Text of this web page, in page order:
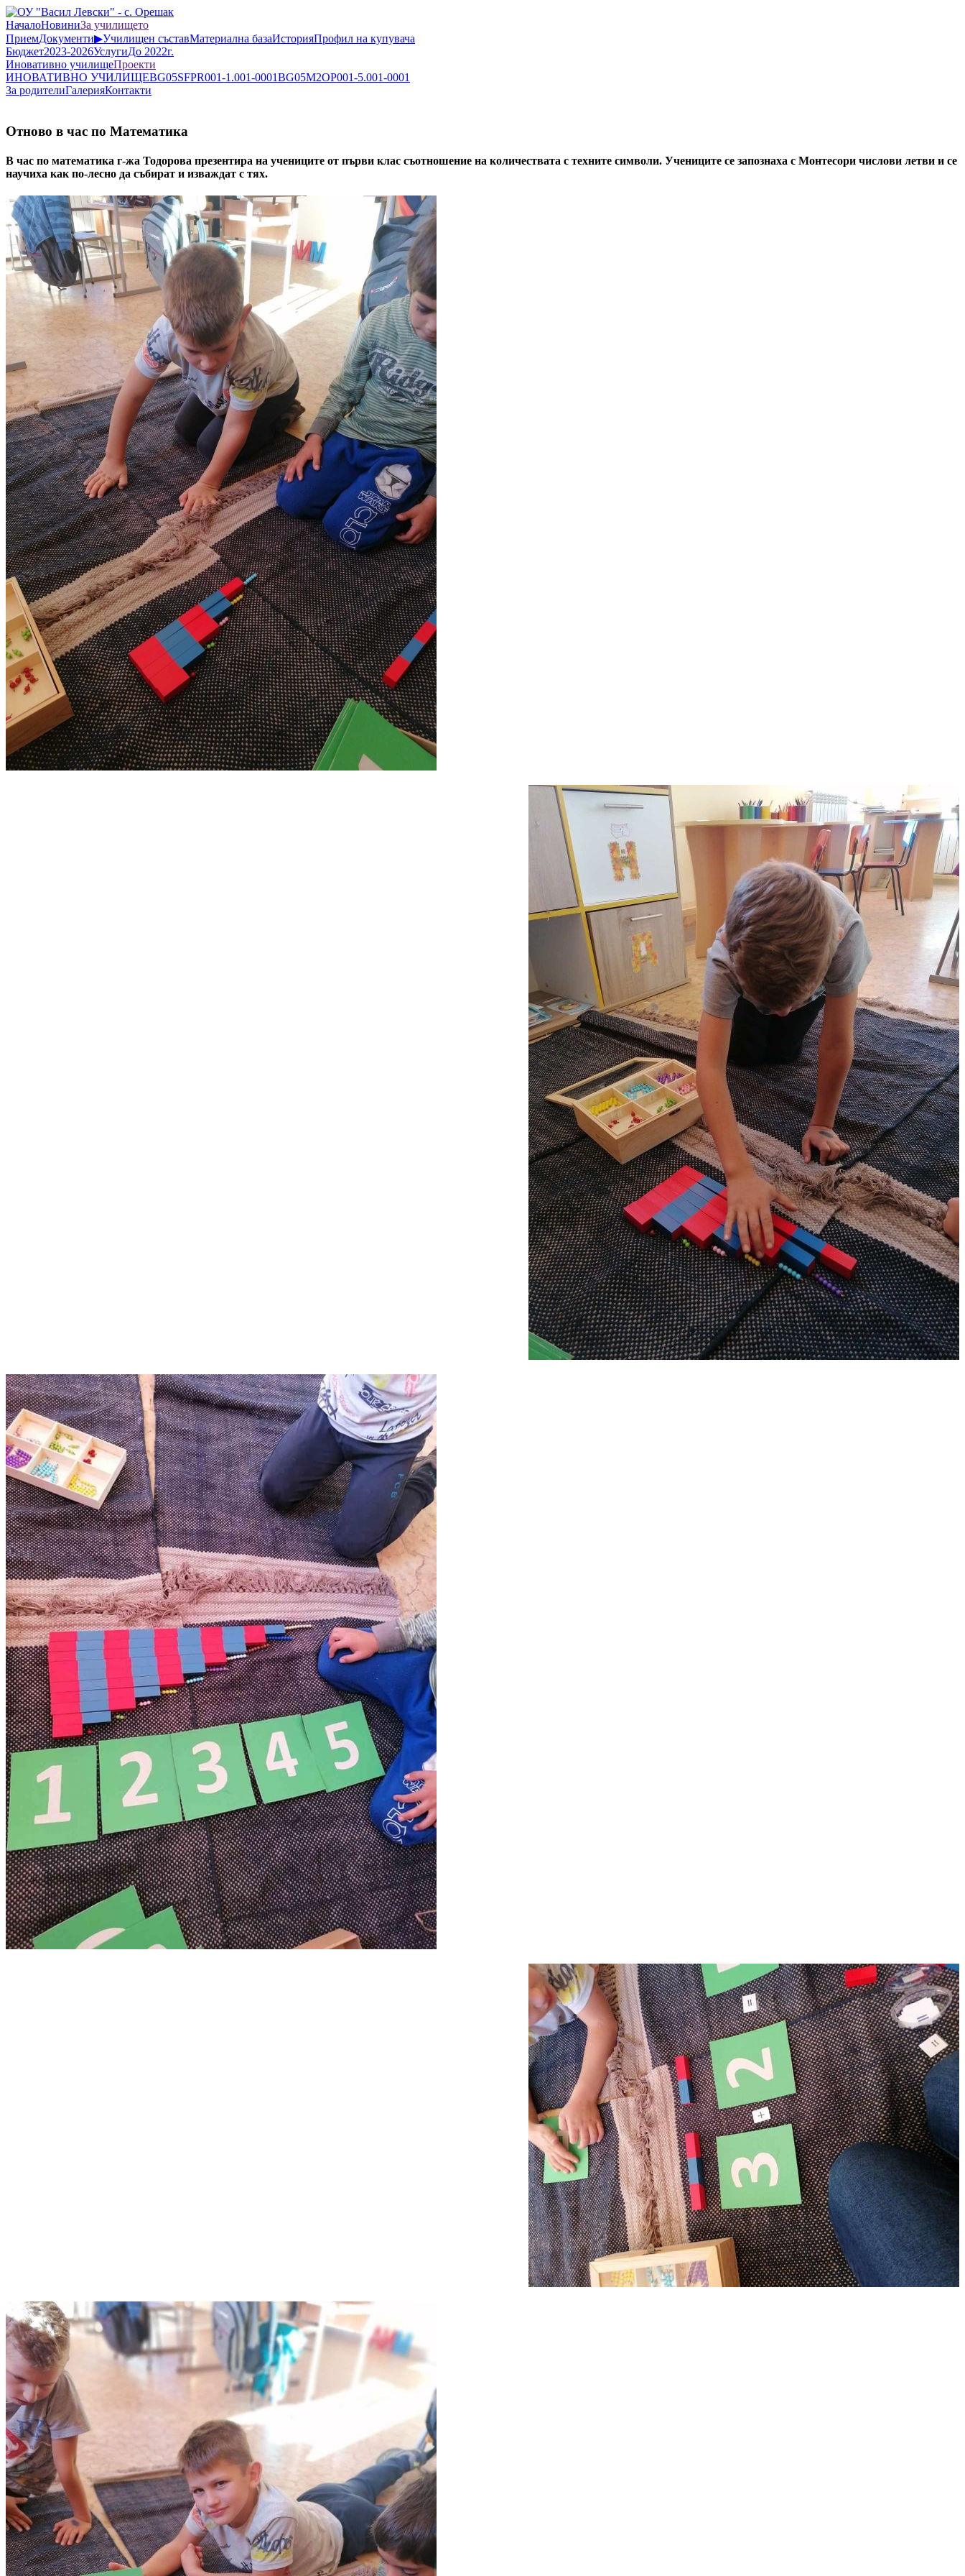
НачалоНовиниЗа училището
ПриемДокументи▶Училищен съставМатериална базаИсторияПрофил на купувача
Бюджет2023-2026УслугиДо 2022г.
Иновативно училищеПроекти
ИНОВАТИВНО УЧИЛИЩЕBG05SFPR001-1.001-0001BG05M2OP001-5.001-0001
За родителиГалерияКонтакти
Отново в час по Математика
В час по математика г-жа Тодорова презентира на учениците от първи клас съотношение на количествата с техните символи. Учениците се запознаха с Монтесори числови летви и се
научиха как по-лесно да събират и изваждат с тях.